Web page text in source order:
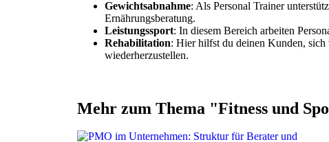
Gewichtsabnahme: Als Personal Trainer
Ernährungsberatung.
Leistungssport: In diesem Bereich arbeiten
Rehabilitation: Hier hilfst du deinen Kunden,
wiederherzustellen.
Mehr zum Thema "Fitness und